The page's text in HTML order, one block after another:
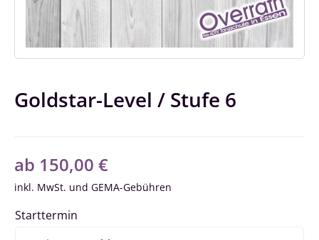
Goldstar-Level / Stufe 6
ab 150,00 €
inkl. MwSt.
Starttermin